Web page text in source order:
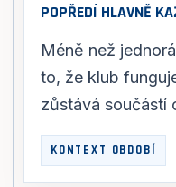
POPŘEDÍ HLAVNĚ
Méně než
to, že klub
zůstává součástí
KONTEXT OBDOBÍ